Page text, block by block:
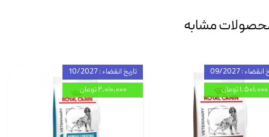
مشابه
تاریخ انقضاء : 10/2027
۲,۰۱۰,۰۰۰ تومان
: 09/2027
۱,۵۰۱,۰۰۰ تومان